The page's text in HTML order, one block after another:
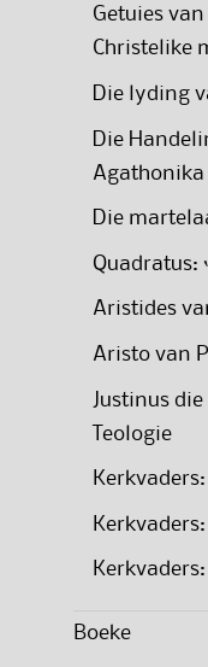
Getuies
Christelike
Die lyding
Die
Agathonika
Die
Quadratus:
Aristides
Aristo van
Justinus
Teologie
Boeke